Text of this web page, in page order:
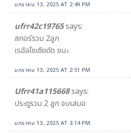
มกราคม 13, 2025 AT 2:49 PM
ufrr42c19765says:
สกอร์รวม 2ลูก
เรอัลโซเซียดัด ชนะ
มกราคม 13, 2025 AT 2:51 PM
Ufrr41a115668says:
ประตูรวม 2 ลูก จบเสมอ
มกราคม 13, 2025 AT 3:14 PM